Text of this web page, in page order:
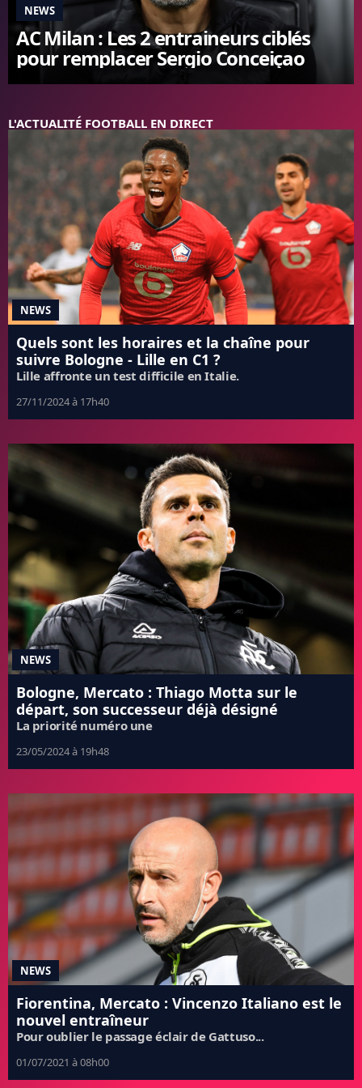
FC BARCELONE
MANCHESTER UNITED
CHELSEA
L'AVIS DE LA RÉDAC'
NEWS
AC Milan : Les 2 entraineurs ciblés
pour remplacer Sergio Conceiçao
L'ACTUALITÉ FOOTBALL EN DIRECT
NEWS
Quels sont les horaires et la chaîne pour
suivre Bologne - Lille en C1 ?
Lille affronte un test difficile en Italie.
27/11/2024 à 17h40
NEWS
Bologne, Mercato : Thiago Motta sur le
départ, son successeur déjà désigné
La priorité numéro une
23/05/2024 à 19h48
NEWS
Fiorentina, Mercato : Vincenzo Italiano est le
nouvel entraîneur
Pour oublier le passage éclair de Gattuso...
01/07/2021 à 08h00